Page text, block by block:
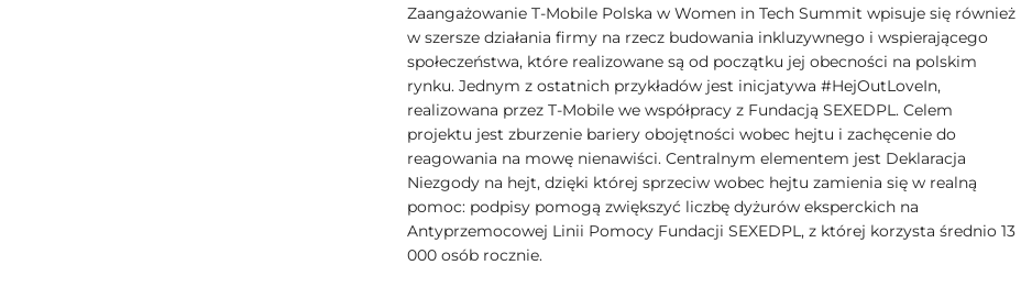
Zaangażowanie T-Mobile Polska w Women in Tech Summit wpisuje się również
w szersze działania firmy na rzecz budowania inkluzywnego i wspierającego
społeczeństwa, które realizowane są od początku jej obecności na polskim
rynku. Jednym z ostatnich przykładów jest inicjatywa #HejOutLoveIn,
realizowana przez T-Mobile we współpracy z Fundacją SEXEDPL. Celem
projektu jest zburzenie bariery obojętności wobec hejtu i zachęcenie do
reagowania na mowę nienawiści. Centralnym elementem jest Deklaracja
Niezgody na hejt, dzięki której sprzeciw wobec hejtu zamienia się w realną
pomoc: podpisy pomogą zwiększyć liczbę dyżurów eksperckich na
Antyprzemocowej Linii Pomocy Fundacji SEXEDPL, z której korzysta średnio 13
000 osób rocznie.